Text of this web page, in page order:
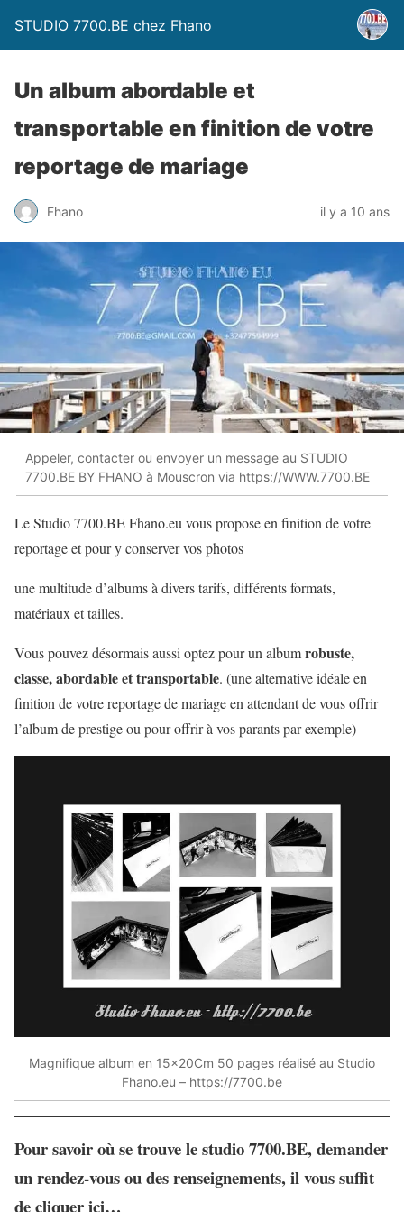
STUDIO 7700.BE chez Fhano
Un album abordable et
transportable en finition de votre
reportage de mariage
Fhano il y a 10 ans
Appeler, contacter ou envoyer un message au STUDIO
7700.BE BY FHANO à Mouscron via https://WWW.7700.BE
Le Studio 7700.BE Fhano.eu vous propose en finition de votre
reportage et pour y conserver vos photos
une multitude d’albums à divers tarifs, différents formats,
matériaux et tailles.
Vous pouvez désormais aussi optez pour un albumrobuste,
classe, abordable et transportable. (une alternative idéale en
finition de votre reportage de mariage en attendant de vous offrir
l’album de prestige ou pour offrir à vos parants par exemple)
Magnifique album en 15x20Cm 50 pages réalisé au Studio
Fhano.eu – https://7700.be
Poursavoir où se trouve le studio 7700.BE, demander
un rendez-vous ou des renseignements, il vous suffit
de cliquer ici…